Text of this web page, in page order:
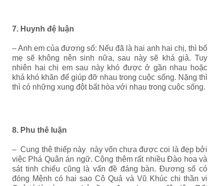
7. Huynh đệ luận
– Anh em của đương số: Nếu đã là hai anh hai chị, thì bố
mẹ sẽ không nên sinh nữa, sau này sẽ khá giả. Tuy
nhiên hai chị em sau này khó được ở gần nhau hoặc
khá khó khăn để giúp đỡ nhau trong cuộc sống. Nặng thì
thì có những xung đột bất hòa với nhau trong cuộc sống.
8. Phu thê luận
– Cung thê thiếp này này vốn chưa được coi là đẹp bởi
việc Phá Quân án ngữ. Cộng thêm rất nhiều Đào hoa và
sát tinh chiếu cũng là vấn đề đáng bàn. Đương số có
đóng Mệnh có hai sao Cô Quả và Vũ Khúc chi thần vi